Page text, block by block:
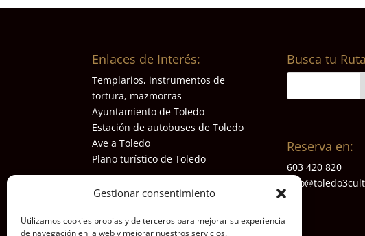
Gestionar consentimiento
Utilizamos cookies propias y de terceros para mejorar su experiencia
de navegación en la web y mejorar nuestros servicios.
Enlaces de Interés:
Templarios, instrumentos de
tortura, mazmorras
Ayuntamiento de Toledo
Estación de autobuses de Toledo
Ave a Toledo
Plano turístico de Toledo
Busca tu
Reserva en:
603 420 820